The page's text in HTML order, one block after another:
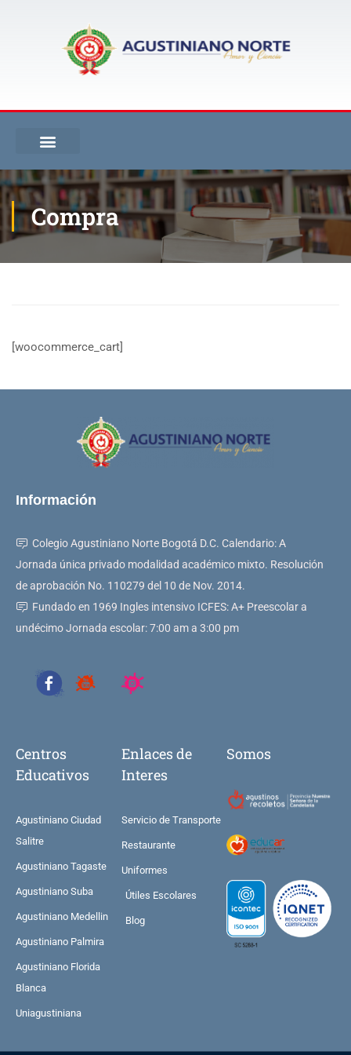
Compra
[woocommerce_cart]
Información
Colegio Agustiniano Norte Bogotá D.C. Calendario: A
Jornada única privado modalidad académico mixto. Resolución
de aprobación No. 110279 del 10 de Nov. 2014.
Fundado en 1969 Ingles intensivo ICFES: A+ Preescolar a
undécimo Jornada escolar: 7:00 am a 3:00 pm
Centros
Educativos
Agustiniano Ciudad
Salitre
Agustiniano Tagaste
Agustiniano Suba
Agustiniano Medellin
Agustiniano Palmira
Agustiniano Florida
Blanca
Uniagustiniana
Enlaces de
Interes
Servicio de Transporte
Restaurante
Uniformes
Útiles Escolares
Blog
Somos